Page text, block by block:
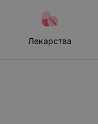
Лекарства